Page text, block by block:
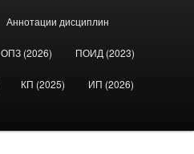
Аннотации дисциплин
ОПЗ (2026) ПОИД (2023)
КП (2025) ИП (2026)